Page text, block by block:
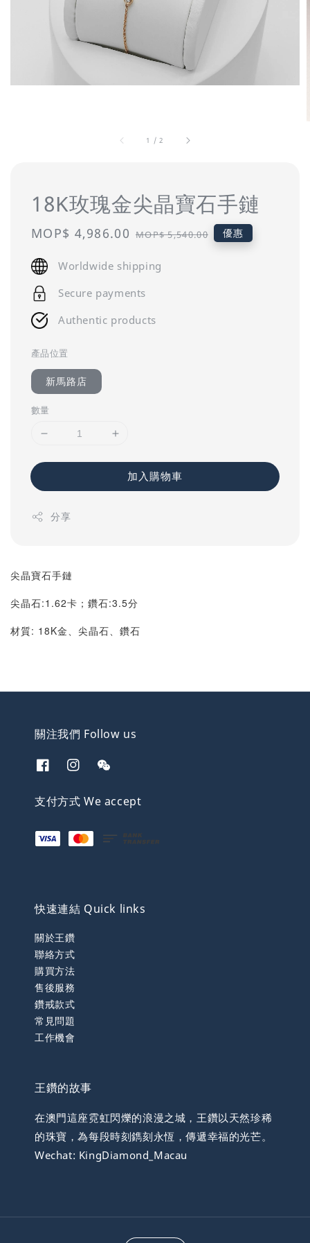
1 / 2
18K玫瑰金尖晶寶石手鏈
Sale
MOP$ 4,986.00 Regular
MOP$ 5,540.00 優惠
Worldwide shipping
Secure payments
Authentic products
產品位置
新馬路店
數量
加入購物車
分享
尖晶寶石手鏈
尖晶石:1.62卡；鑽石:3.5分
材質: 18K金、尖晶石、鑽石
關注我們 Follow us
支付方式 We accept
快速連結 Quick links
關於王鑽
聯絡方式
購買方法
售後服務
鑽戒款式
常見問題
工作機會
王鑽的故事
在澳門這座霓虹閃爍的浪漫之城，王鑽以天然珍稀
的珠寶，為每段時刻鐫刻永恆，傳遞幸福的光芒。
Wechat: KingDiamond_Macau